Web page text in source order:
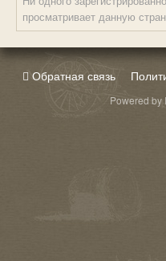
просматривает данную
Обратная связь
Powered by